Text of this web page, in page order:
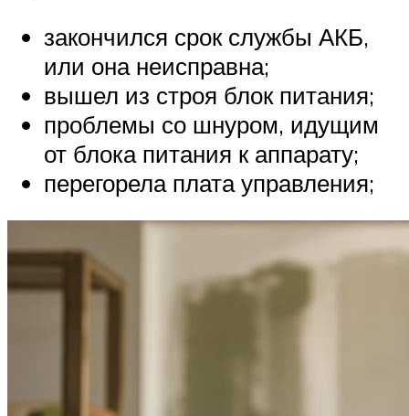
закончился срок службы АКБ,
или она неисправна;
вышел из строя блок питания;
проблемы со шнуром, идущим
от блока питания к аппарату;
перегорела плата управления;